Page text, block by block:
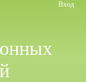
Вход